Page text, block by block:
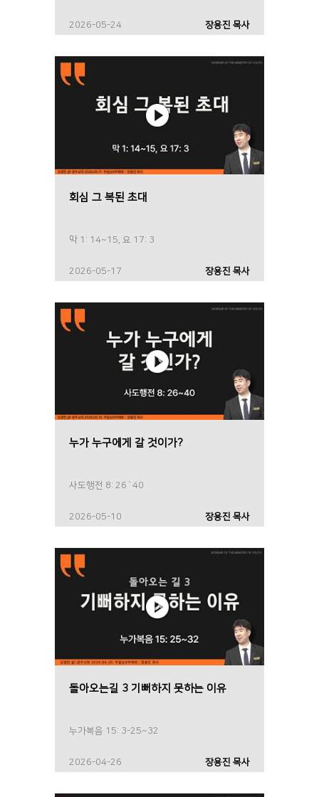
2026-05-24 장용진 목사
회심 그 복된 초대
막 1: 14~15, 요 17: 3
2026-05-17 장용진 목사
누가 누구에게 갈 것이가?
사도행전 8: 26`40
2026-05-10 장용진 목사
돌아오는길 3 기뻐하지 못하는 이유
누가복음 15: 3-25~32
2026-04-26 장용진 목사